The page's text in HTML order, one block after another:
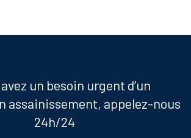
un besoin urgent d’un
assainissement, appelez-nous
24h/24